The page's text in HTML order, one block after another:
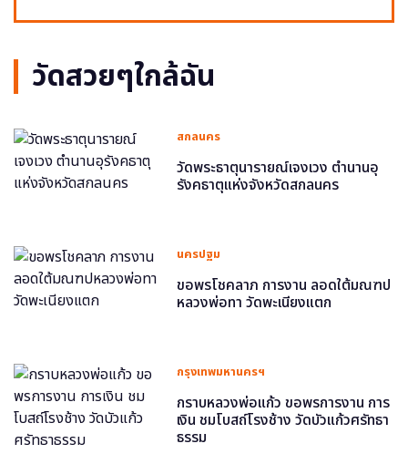
วัดสวยๆใกล้ฉัน
สกลนคร
วัดพระธาตุนารายณ์เจงเวง ตำนานอุ
รังคธาตุแห่งจังหวัดสกลนคร
นครปฐม
ขอพรโชคลาภ การงาน ลอดใต้มณฑป
หลวงพ่อทา วัดพะเนียงแตก
กรุงเทพมหานครฯ
กราบหลวงพ่อแก้ว ขอพรการงาน การ
เงิน ชมโบสถ์โรงช้าง วัดบัวแก้วศรัทธา
ธรรม